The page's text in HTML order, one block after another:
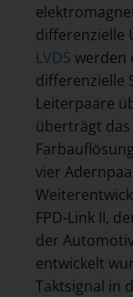
differenzielle
LVDS werden
differenzielle
Leiterpaare
überträgt das
vier
FPD-Link II,
der
entwickelt
Taktsignal in